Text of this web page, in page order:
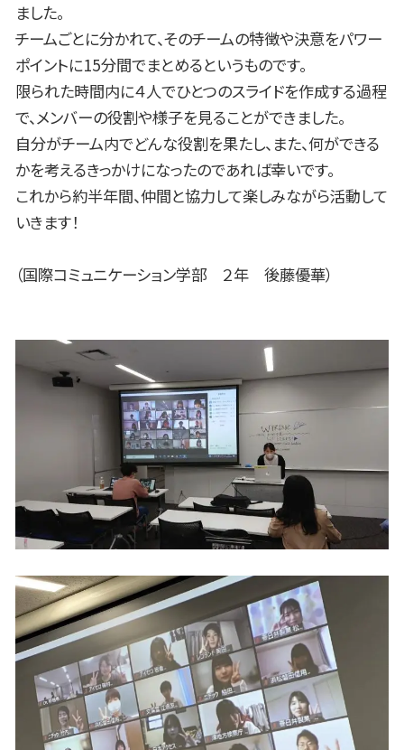
ました。
チームごとに分かれて、そのチームの特徴や決意をパワー
ポイントに15分間でまとめるというものです。
限られた時間内に４人でひとつのスライドを作成する過程
で、メンバーの役割や様子を見ることができました。
自分がチーム内でどんな役割を果たし、また、何ができる
かを考えるきっかけになったのであれば幸いです。
これから約半年間、仲間と協力して楽しみながら活動して
いきます！
（国際コミュニケーション学部 ２年 後藤優華）